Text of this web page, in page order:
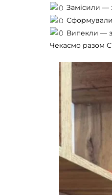
Замісили —
Випекли —
Чекаємо разом